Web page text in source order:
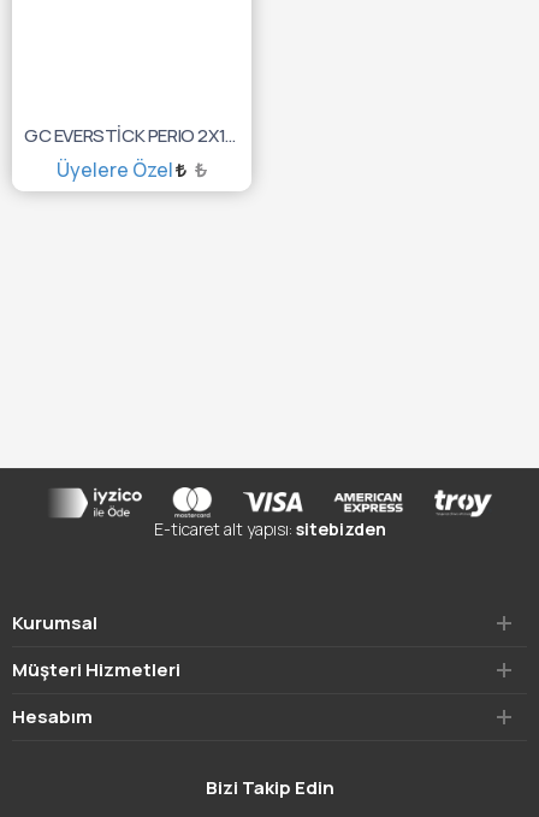
GC EVERSTİCK PERIO 2X12CM 10003433
Üyelere Özel ₺
E-ticaret alt yapısı: sitebizden
Kurumsal
Müşteri Hizmetleri
Hesabım
Bizi Takip Edin